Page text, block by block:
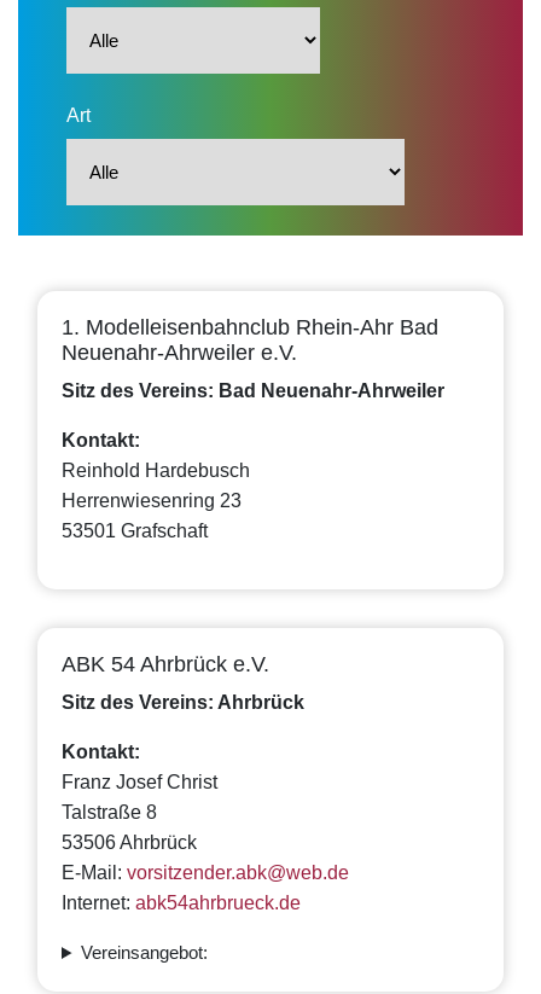
Art
1. Modelleisenbahnclub Rhein-Ahr Bad
Neuenahr-Ahrweiler e.V.
Sitz des Vereins: Bad Neuenahr-Ahrweiler
Kontakt:
Reinhold Hardebusch
Herrenwiesenring 23
53501 Grafschaft
ABK 54 Ahrbrück e.V.
Sitz des Vereins: Ahrbrück
Kontakt:
Franz Josef Christ
Talstraße 8
53506 Ahrbrück
E-Mail: vorsitzender.abk@web.de
Internet: abk54ahrbrueck.de
Vereinsangebot: